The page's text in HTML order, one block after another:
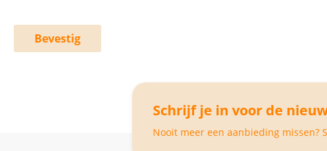
Bevestig
Schrijf je in voor de
Nooit meer een aanbieding